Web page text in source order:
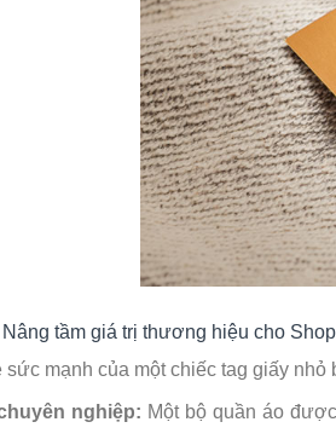
tầm giá trị thương hiệu cho Shop
mạnh của một chiếc tag giấy nhỏ
nghiệp: Một bộ quần áo